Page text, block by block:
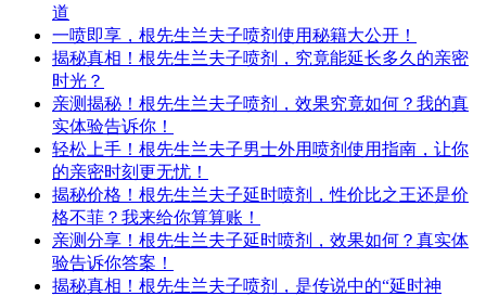
道
一喷即享，根先生兰夫子喷剂使用秘籍大公开！
揭秘真相！根先生兰夫子喷剂，究竟能延长多久的亲密
时光？
亲测揭秘！根先生兰夫子喷剂，效果究竟如何？我的真
实体验告诉你！
轻松上手！根先生兰夫子男士外用喷剂使用指南，让你
的亲密时刻更无忧！
揭秘价格！根先生兰夫子延时喷剂，性价比之王还是价
格不菲？我来给你算算账！
亲测分享！根先生兰夫子延时喷剂，效果如何？真实体
验告诉你答案！
揭秘真相！根先生兰夫子喷剂，是传说中的“延时神